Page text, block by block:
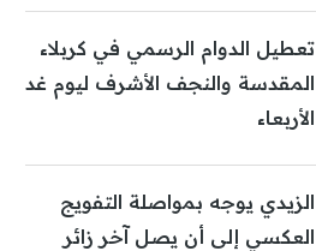
تعطيل الدوام الرسمي في كربلاء
المقدسة والنجف الأشرف ليوم غد
الأربعاء
الزيدي يوجه بمواصلة التفويج
العكسي إلى أن يصل آخر زائر